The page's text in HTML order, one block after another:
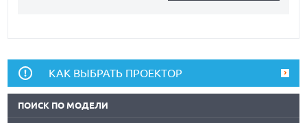
КАК ВЫБРАТЬ ПРОЕКТОР
ПОИСК ПО МОДЕЛИ